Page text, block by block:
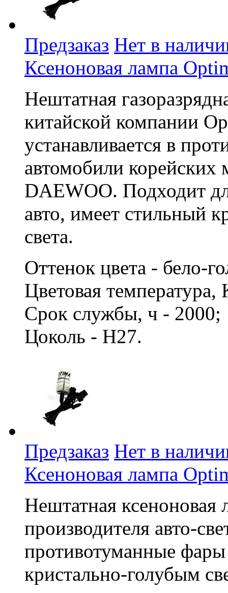
Предзаказ Нет в
Ксеноновая лампа
Нештатная
китайской компании
устанавливается в
автомобили
DAEWOO. Подходит
авто, имеет стильный
света.
Оттенок цвета - бело-
Цветовая
Срок службы, ч -
Цоколь - H27.
Предзаказ Нет в
Ксеноновая лампа
Нештатная ксеноновая
производителя авто-
противотуманные
кристально-голубым